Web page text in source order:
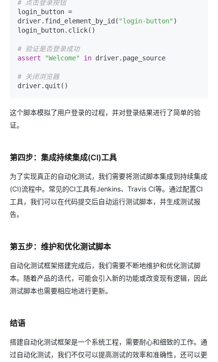
# 点击登录按钮
login_button =
driver.find_element_by_id( "login-button" )
login_button.click()
# 验证是否登录成功
assert
"Welcome" in driver.page_source
# 关闭浏览器
这个脚本模拟了用户登录的过程，并对登录结果进行了简单的验
证。
第四步：集成持续集成(CI)工具
为了实现真正的自动化测试，我们需要将测试脚本集成到持续集成
(CI)流程中。常见的CI工具有Jenkins、Travis CI等。通过配置CI
工具，我们可以在代码提交后自动运行测试脚本，并生成测试报
告。
第五步：维护和优化测试脚本
自动化测试框架搭建完成后，我们需要不断地维护和优化测试脚
本。随着产品的迭代，可能会引入新的功能或改变现有逻辑，因此
测试脚本也需要相应地进行更新。
结语
搭建自动化测试框架是一个系统工程，需要耐心和细致的工作。通
过自动化测试，我们不仅可以提高测试的效率和准确性，还可以更